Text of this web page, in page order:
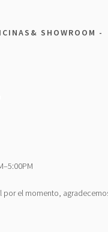
SHOWROOM
por el momento,